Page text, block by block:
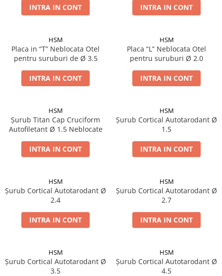
INTRA IN CONT
INTRA IN CONT
HSM
Placa in “T” Neblocata Otel
pentru suruburi de Ø 3.5
INTRA IN CONT
HSM
Placa “L” Neblocata Otel
pentru suruburi Ø 2.0
INTRA IN CONT
HSM
Șurub Titan Cap Cruciform
Autofiletant Ø 1.5 Neblocate
INTRA IN CONT
HSM
Șurub Cortical Autotarodant Ø
1.5
INTRA IN CONT
HSM
Șurub Cortical Autotarodant Ø
2.4
INTRA IN CONT
HSM
Șurub Cortical Autotarodant Ø
2.7
INTRA IN CONT
HSM
Șurub Cortical Autotarodant Ø
3.5
HSM
Șurub Cortical Autotarodant Ø
4.5